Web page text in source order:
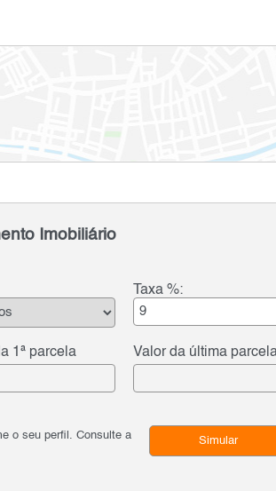
Imobiliário
Taxa %:
1ª parcela Valor da última
o seu perfil. Consulte a
Simular